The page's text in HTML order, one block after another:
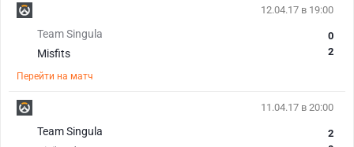
12.04.17 в 19:00
Team Singula
Misfits
0
2
Перейти на матч
11.04.17 в 20:00
Team Singula
2